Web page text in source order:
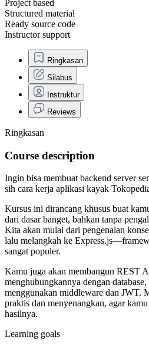
Project based
Structured material
Ready source code
Instructor support
Ringkasan
Silabus
Instruktur
Reviews
Ringkasan
Course description
Ingin bisa membuat backend server
sih cara kerja aplikasi kayak
Kursus ini dirancang khusus buat
dari dasar banget, bahkan tanpa
Kita akan mulai dari pengenalan
lalu melangkah ke
sangat populer.
Kamu juga akan membangun REST
menghubungkannya dengan
menggunakan middleware dan JWT.
praktis dan menyenangkan, agar
hasilnya.
Learning goals